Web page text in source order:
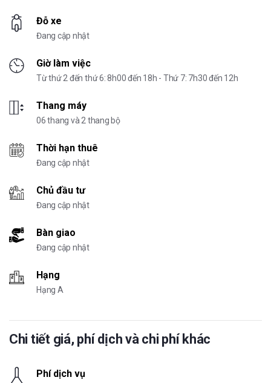
Đỗ xe
Đang cập nhật
Giờ làm việc
Từ thứ 2 đến thứ 6: 8h00 đến 18h - Thứ 7: 7h30 đến 12h
Thang máy
06 thang và 2 thang bộ
Thời hạn thuê
Đang cập nhật
Chủ đầu tư
Đang cập nhật
Bàn giao
Đang cập nhật
Hạng
Hạng A
Chi tiết giá, phí dịch và chi phí khác
Phí dịch vụ